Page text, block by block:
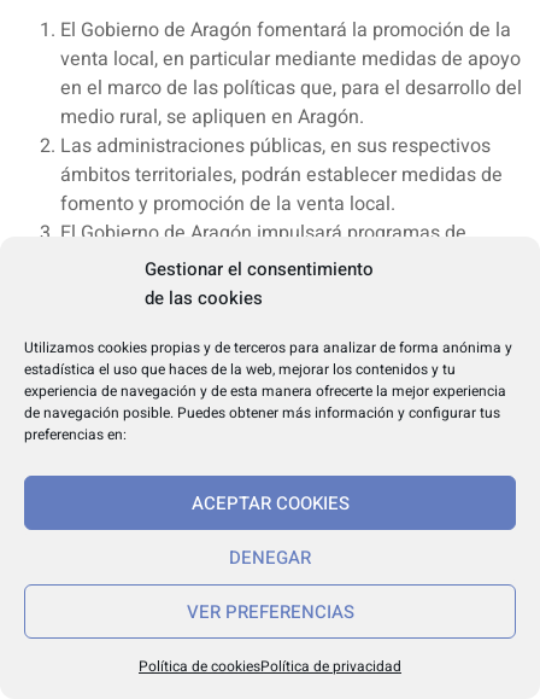
Gestionar el consentimiento
de las cookies
Utilizamos cookies propias y de terceros para analizar de forma anónima y
estadística el uso que haces de la web, mejorar los contenidos y tu
experiencia de navegación y de esta manera ofrecerte la mejor experiencia
de navegación posible. Puedes obtener más información y configurar tus
preferencias en:
ACEPTAR COOKIES
DENEGAR
VER PREFERENCIAS
Política de cookiesPolítica de privacidad
El Gobierno de Aragón fomentará la promoción de la
venta local, en particular mediante medidas de apoyo
en el marco de las políticas que, para el desarrollo del
medio rural, se apliquen en Aragón.
Las administraciones públicas, en sus respectivos
ámbitos territoriales, podrán establecer medidas de
fomento y promoción de la venta local.
El Gobierno de Aragón impulsará programas de
información y educación a la ciudadanía, en especial
dirigidos a la infancia y juventud, sobre los beneficios
a la economía local y a la sostenibilidad.
Artículo 10. Información e identificación de la venta local en
Aragón.
datos de venta local de productos agroalimentarios de
Aragón, sometida a la regulación en materia de
gestionada por el departamento competente en
materia agraria.
La base de datos comprenderá:
a) La información correspondiente a la venta local